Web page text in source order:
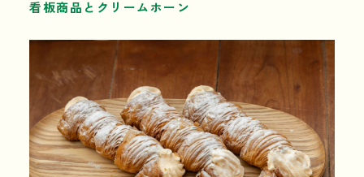
看板商品とクリームホーン